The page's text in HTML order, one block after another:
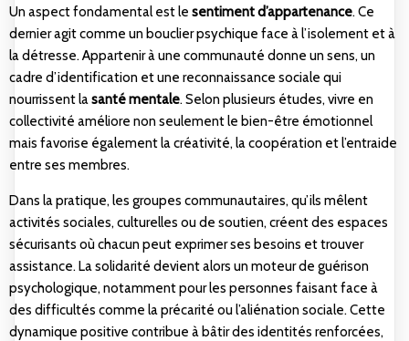
Un aspect fondamental est le sentiment d’appartenance. Ce
dernier agit comme un bouclier psychique face à l’isolement et à
la détresse. Appartenir à une communauté donne un sens, un
cadre d’identification et une reconnaissance sociale qui
nourrissent lasanté mentale. Selonplusieurs études, vivre en
collectivité améliore non seulement le bien-être émotionnel
mais favorise également la créativité, la coopération et l’entraide
entre ses membres.
Dans la pratique, les groupes communautaires, qu’ils mêlent
activités sociales, culturelles ou de soutien, créent des espaces
sécurisants où chacun peut exprimer ses besoins et trouver
assistance. La solidarité devient alors un moteur de guérison
psychologique, notamment pour les personnes faisant face à
des difficultés comme la précarité ou l’aliénation sociale. Cette
dynamique positive contribue à bâtir des identités renforcées,